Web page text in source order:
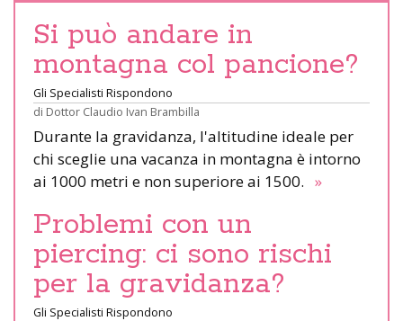
Si può andare in
montagna col pancione?
Gli Specialisti Rispondono
di Dottor Claudio Ivan Brambilla
Durante la gravidanza, l'altitudine ideale per
chi sceglie una vacanza in montagna è intorno
ai 1000 metri e non superiore ai 1500. »
Problemi con un
piercing: ci sono rischi
per la gravidanza?
Gli Specialisti Rispondono